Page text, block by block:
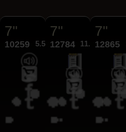
7"
10259 5.50€
7"
12784 11.95€
7"
12865